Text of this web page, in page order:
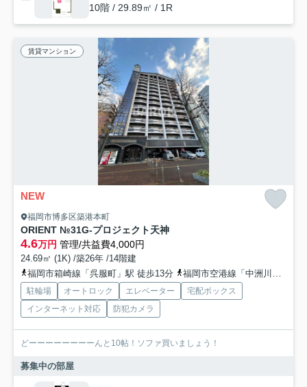
10階 / 29.89㎡ / 1R
賃貸マンション
NEW
福岡市博多区築港本町
ORIENT №31G-プロジェクト天神
4.6万円 管理/共益費4,000円
24.69㎡ (1K) /築26年 /14階建
福岡市箱崎線「呉服町」駅 徒歩13分
福岡市空港線「中洲川端」駅 徒歩15分
駐輪場 オートロック エレベーター
宅配ボックス
インターネット対応
防犯カメラ
どーーーーーーーーんと10帖！ソファ買いましょう！
募集中の部屋